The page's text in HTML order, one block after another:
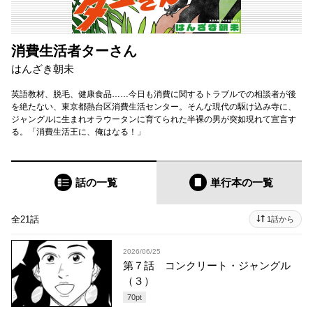
消費生活者ターさん
はんざき朝未
英語教材、脱毛、健康食品……今日も消費に関するトラブルでの相談者が後
を絶たない、東京都熱台区消費生活センター。そんな現代の駆け込み寺に、
ジャングルに生まれオラウータンに育てられた半裸の男が突如現れて宣言す
る。「消費生活王に、俺はなる！」
話の一覧 単行本の一覧
全21話 1話から
2026/06/25
第７話 コンクリート・ジャングル
（３）
70pt